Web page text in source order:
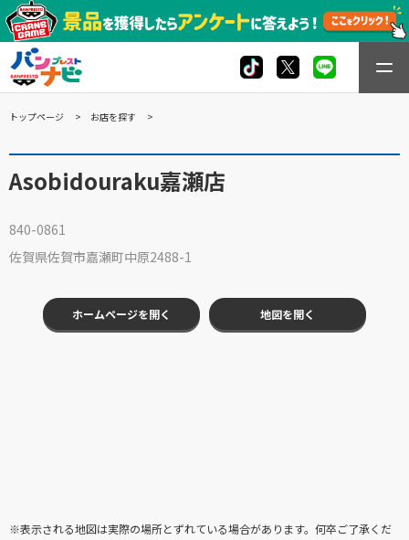
トップページ お店を探す
Asobidouraku嘉瀬店
840-0861
佐賀県佐賀市嘉瀬町中原2488-1
ホームページを開く 地図を開く
※表示される地図は実際の場所とずれている場合があります。何卒ご了承くだ